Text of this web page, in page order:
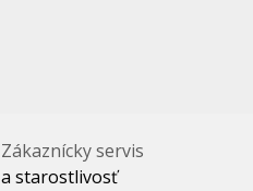
Zákaznícky servis
a starostlivosť